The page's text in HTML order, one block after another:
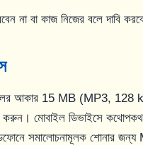
না বা কাজ নিজের বলে দাবি
আকার 15 MB (MP3, 128
করুন। মোবাইল ডিভাইসে
সমালোচনামূলক শোনার